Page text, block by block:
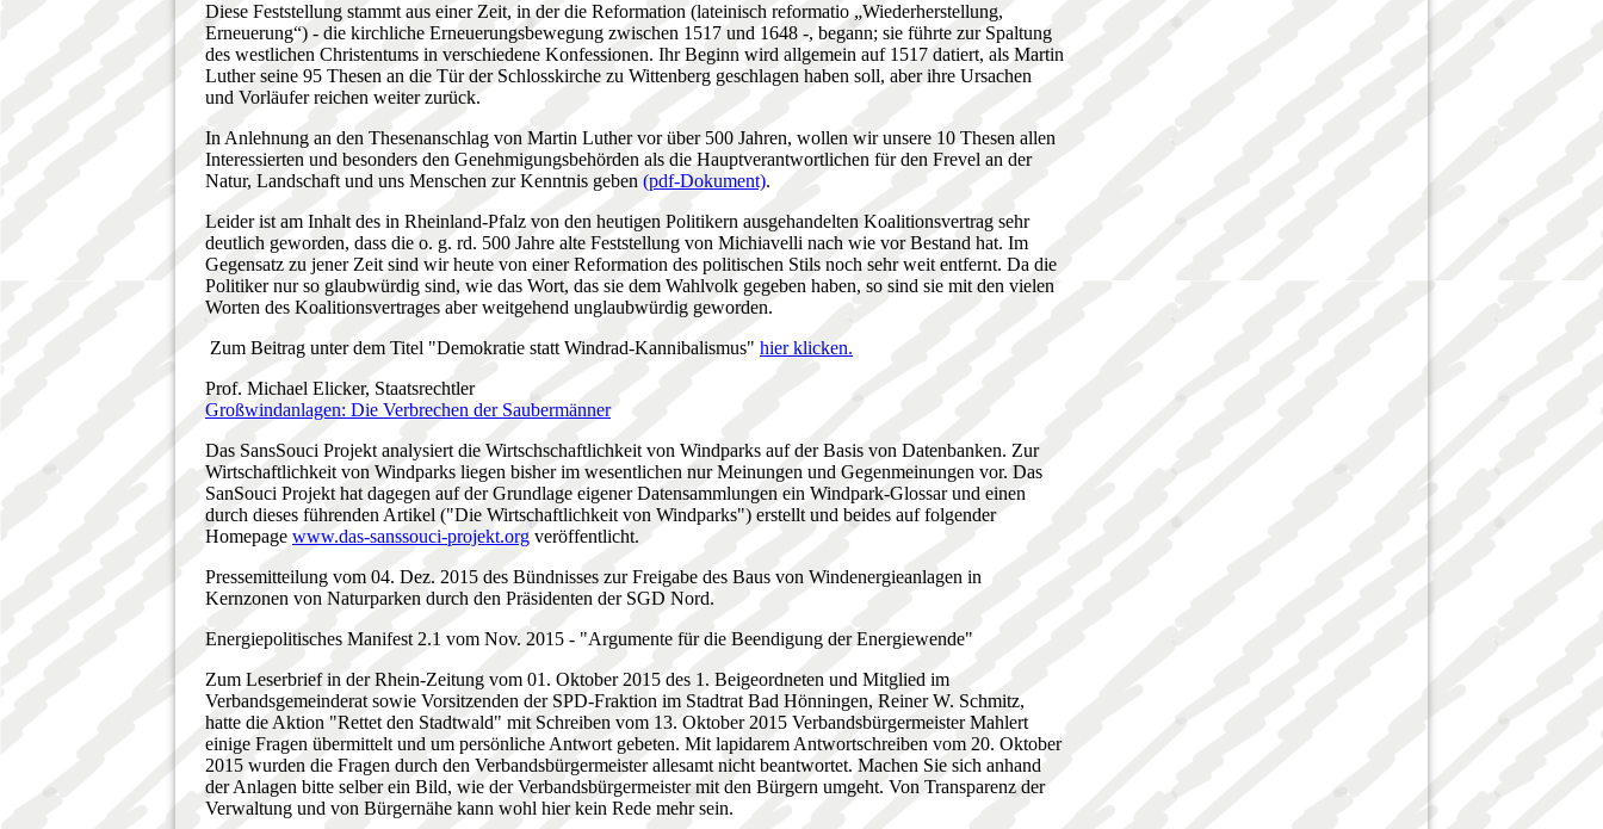
Diese Feststellung stammt aus einer Zeit, in der die Reformation (lateinisch reformatio „Wiederherstellung,
Erneuerung“) - die kirchliche Erneuerungsbewegung zwischen 1517 und 1648 -, begann; sie führte zur Spaltung
des westlichen Christentums in verschiedene Konfessionen. Ihr Beginn wird allgemein auf 1517 datiert, als Martin
Luther seine 95 Thesen an die Tür der Schlosskirche zu Wittenberg geschlagen haben soll, aber ihre Ursachen
und Vorläufer reichen weiter zurück.
In Anlehnung an den Thesenanschlag von Martin Luther vor über 500 Jahren, wollen wir unsere 10 Thesen allen
Interessierten und besonders den Genehmigungsbehörden als die Hauptverantwortlichen für den Frevel an der
Natur, Landschaft und uns Menschen zur Kenntnis geben (pdf-Dokument).
Leider ist am Inhalt des in Rheinland-Pfalz von den heutigen Politikern ausgehandelten Koalitionsvertrag sehr
deutlich geworden, dass die o. g. rd. 500 Jahre alte Feststellung von Michiavelli nach wie vor Bestand hat. Im
Gegensatz zu jener Zeit sind wir heute von einer Reformation des politischen Stils noch sehr weit entfernt. Da die
Politiker nur so glaubwürdig sind, wie das Wort, das sie dem Wahlvolk gegeben haben, so sind sie mit den vielen
Worten des Koalitionsvertrages aber weitgehend unglaubwürdig geworden.
Zum Beitrag unter dem Titel "Demokratie statt Windrad-Kannibalismus" hier klicken.
Prof. Michael Elicker, Staatsrechtler
Großwindanlagen: Die Verbrechen der Saubermänner
Das SansSouci Projekt analysiert die Wirtschschaftlichkeit von Windparks auf der Basis von Datenbanken. Zur
Wirtschaftlichkeit von Windparks liegen bisher im wesentlichen nur Meinungen und Gegenmeinungen vor. Das
SanSouci Projekt hat dagegen auf der Grundlage eigener Datensammlungen ein Windpark-Glossar und einen
durch dieses führenden Artikel ("Die Wirtschaftlichkeit von Windparks") erstellt und beides auf folgender
Homepage www.das-sanssouci-projekt.orgveröffentlicht.
Pressemitteilung vom 04. Dez. 2015 des Bündnisses zur Freigabe des Baus von Windenergieanlagen in
Kernzonen von Naturparken durch den Präsidenten der SGD Nord.
Energiepolitisches Manifest 2.1 vom Nov. 2015 - "Argumente für die Beendigung der Energiewende"
Zum Leserbrief in der Rhein-Zeitung vom 01. Oktober 2015 des 1. Beigeordneten und Mitglied im
Verbandsgemeinderat sowie Vorsitzenden der SPD-Fraktion im Stadtrat Bad Hönningen, Reiner W. Schmitz,
hatte die Aktion "Rettet den Stadtwald" mit Schreiben vom 13. Oktober 2015 Verbandsbürgermeister Mahlert
einige Fragen übermittelt und um persönliche Antwort gebeten. Mit lapidarem Antwortschreiben vom 20. Oktober
2015 wurden die Fragen durch den Verbandsbürgermeister allesamt nicht beantwortet. Machen Sie sich anhand
der Anlagen bitte selber ein Bild, wie der Verbandsbürgermeister mit den Bürgern umgeht. Von Transparenz der
Verwaltung und von Bürgernähe kann wohl hier kein Rede mehr sein.